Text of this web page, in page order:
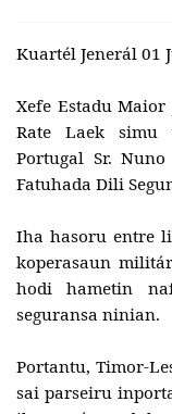
Kuartél Jenerál 01
Xefe Estadu Maior
Rate Laek simu
Portugal Sr.
Fatuhada Dili
Iha hasoru entre
koperasaun
hodi hametin
seguransa ninian.
Portantu, Timor-
sai parseiru